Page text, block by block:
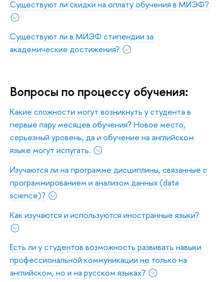
Существуют ли скидки на оплату обучения в МИЭФ?
Существуют ли в МИЭФ стипендии за
академические достижения?
Вопросы по процессу обучения:
Какие сложности могут возникнуть у студента в
первые пару месяцев обучения? Новое место,
серьезный уровень, да и обучение на английском
языке могут испугать.
Изучаются ли на программе дисциплины, связанные с
программированием и анализом данных (data
science)?
Как изучаются и используются иностранные языки?
Есть ли у студентов возможность развивать навыки
профессиональной коммуникации не только на
английском, но и на русском языках?